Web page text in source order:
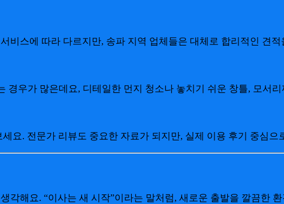
비스에 따라 다르지만, 송파 지역 업체들은 대체로 합리적인 견
우가 많은데요, 디테일한 먼지 청소나 놓치기 쉬운 창틀, 모서
요. 전문가 리뷰도 중요한 자료가 되지만, 실제 이용 후기 중심으
해요. “이사는 새 시작”이라는 말처럼, 새로운 출발을 깔끔한